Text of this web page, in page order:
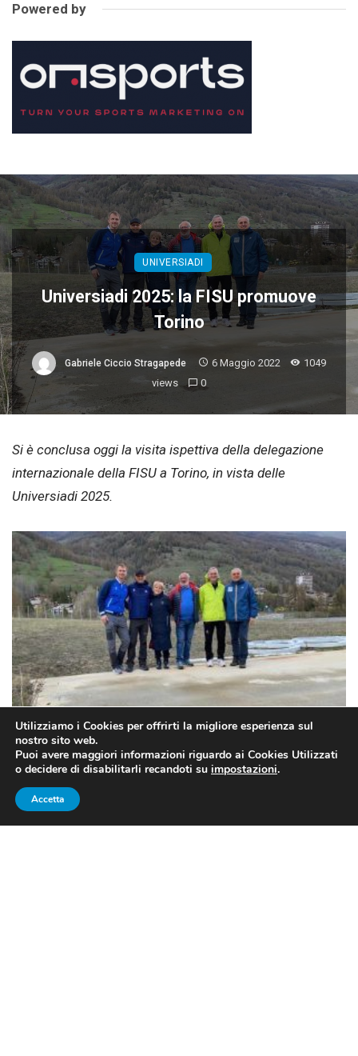
Powered by
UNIVERSIADI
Universiadi 2025: la FISU promuove
Torino
Gabriele Ciccio Stragapede 6 Maggio 2022
1049
views
0
Si è conclusa oggi la visita ispettiva della delegazione
internazionale della FISU a Torino, in vista delle
Universiadi 2025.
La delegazione FISU a Pragelato (FONTE: Press Office WUG Torino
Utilizziamo i Cookies per offrirti la migliore esperienza sul
nostro sito web.
Puoi avere maggiori informazioni riguardo ai Cookies Utilizzati
o decidere di disabilitarli recandoti su impostazioni.
Accetta